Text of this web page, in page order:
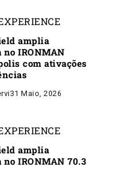
amplia
no IRONMAN
com ativações
31 Maio, 2026
amplia
no IRONMAN 70.3